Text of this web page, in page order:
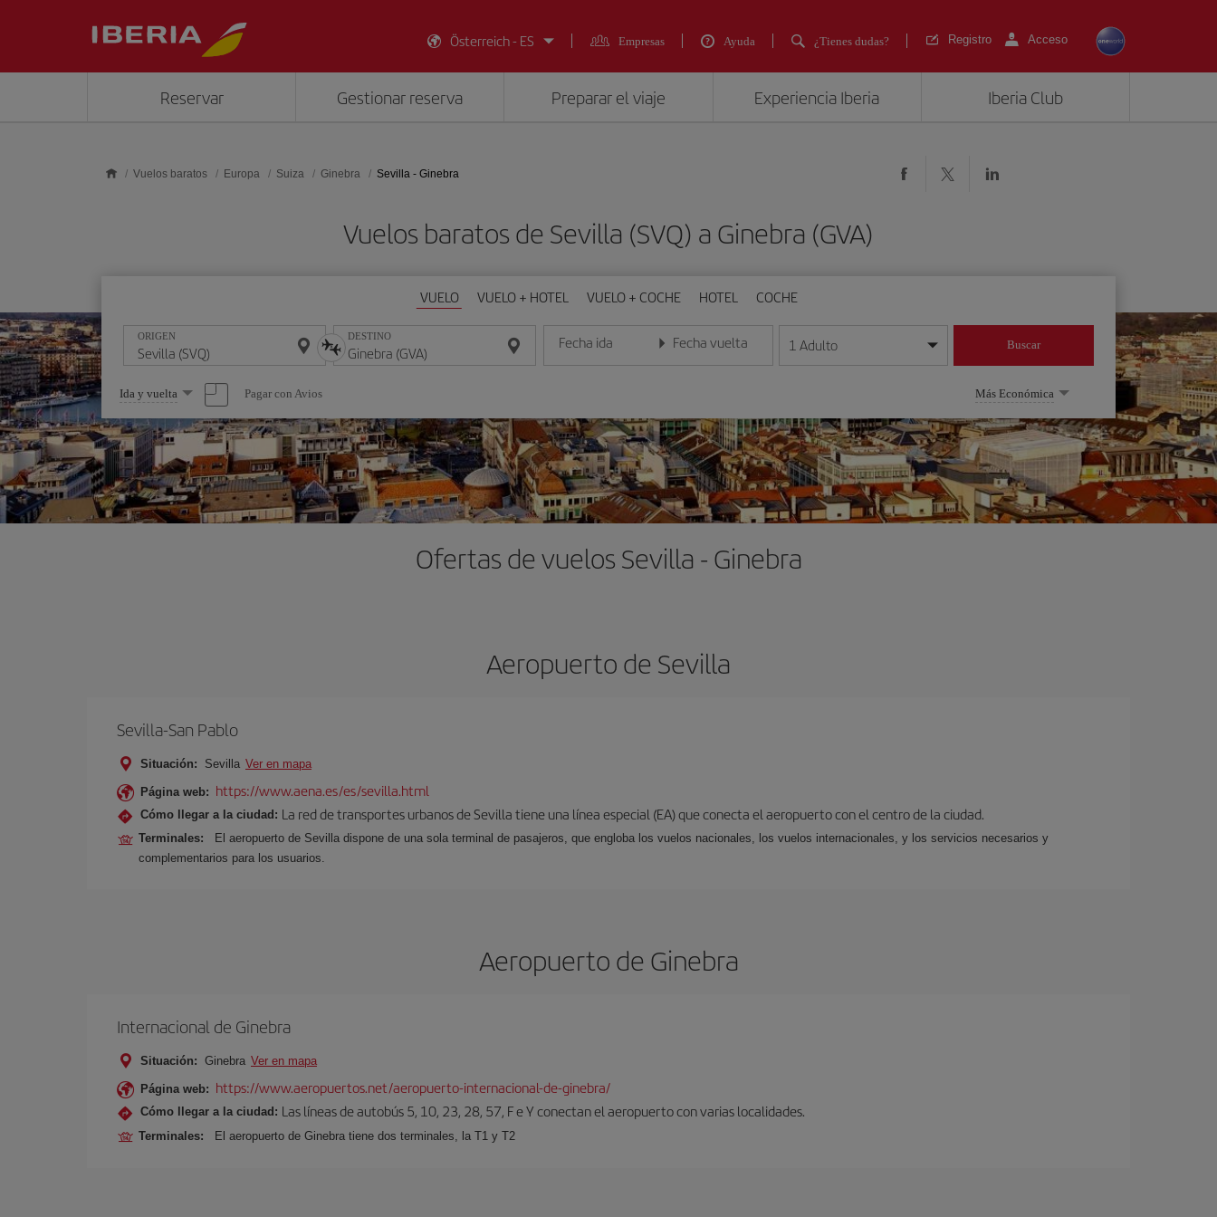
Österreich - ES
Empresas Ayuda ¿Tienes dudas? Registro Acceso
Reservar Gestionar reserva Preparar el viaje Experiencia Iberia Iberia Club
Vuelos baratos Europa Suiza Ginebra Sevilla - Ginebra
Vuelos baratos de Sevilla (SVQ) a Ginebra (GVA)
VUELO VUELO + HOTEL VUELO + COCHE HOTEL COCHE
ORIGEN DESTINO Fecha ida
Introduce la fecha en formato día/mes/año
Fecha vuelta
Introduce la fecha en formato día/mes/año
1 Adulto Buscar
Seleccione
una
opción
Ida y vuelta Pagar con Avios Más Económica
Ofertas de vuelos Sevilla - Ginebra
Aeropuerto de Sevilla
Sevilla-San Pablo
Situación: Sevilla Ver en mapa
Página web: https://www.aena.es/es/sevilla.html
Cómo llegar a la ciudad: La red de transportes urbanos de Sevilla tiene una línea especial (EA) que conecta el aeropuerto con el centro de la ciudad.
Terminales:
El aeropuerto de Sevilla dispone de una sola terminal de pasajeros, que engloba los vuelos nacionales, los vuelos internacionales, y los servicios necesarios y
complementarios para los usuarios.
Aeropuerto de Ginebra
Internacional de Ginebra
Situación: Ginebra Ver en mapa
Página web: https://www.aeropuertos.net/aeropuerto-internacional-de-ginebra/
Cómo llegar a la ciudad: Las líneas de autobús 5, 10, 23, 28, 57, F e Y conectan el aeropuerto con varias localidades.
Terminales: El aeropuerto de Ginebra tiene dos terminales, la T1 y T2